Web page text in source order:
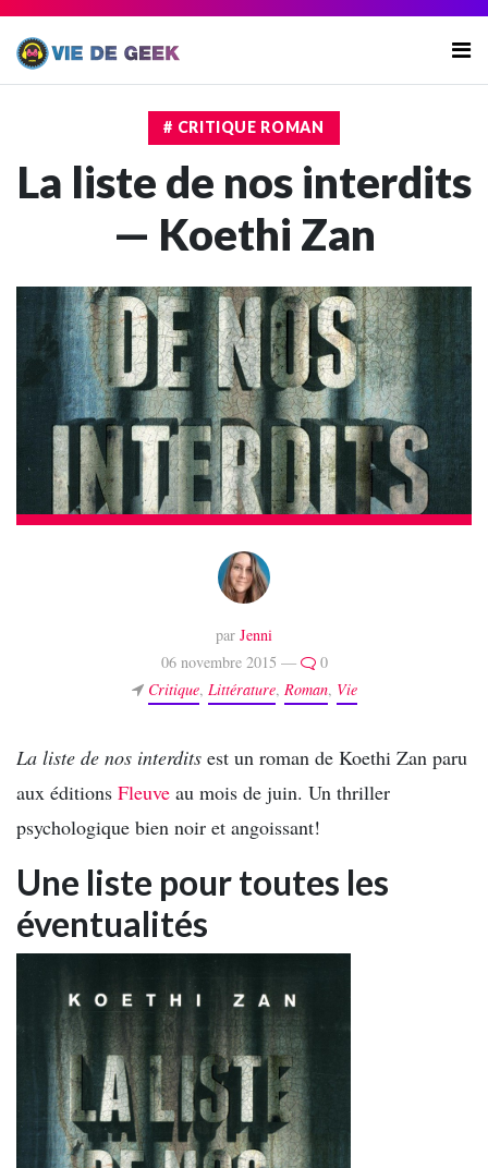
# CRITIQUE ROMAN
La liste de nos interdits
— Koethi Zan
par Jenni
06 novembre 2015 —
0
Critique, Littérature, Roman, Vie
La liste de nos interdits est un roman de Koethi Zan paru
aux éditions Fleuve au mois de juin. Un thriller
psychologique bien noir et angoissant!
Une liste pour toutes les
éventualités